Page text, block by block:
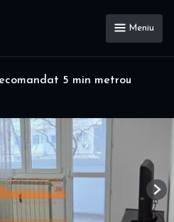
Meniu
5 min metrou